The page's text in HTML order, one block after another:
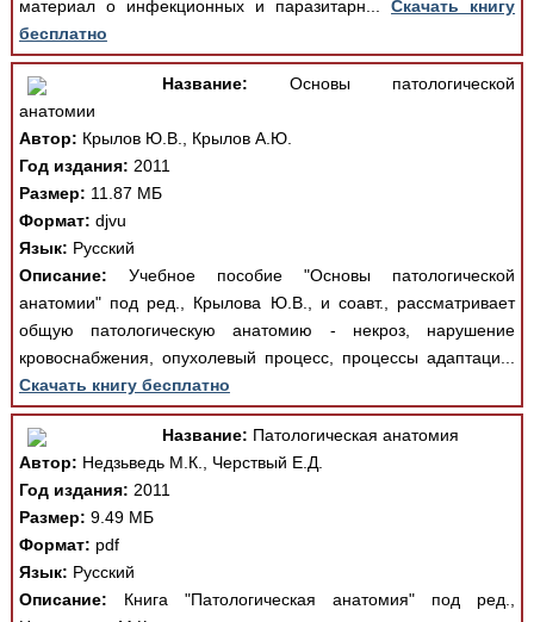
материал о инфекционных и паразитарн...Скачать книгу
бесплатно
Название: Основы патологической
анатомии
Автор: Крылов Ю.В., Крылов А.Ю.
Год издания: 2011
Размер: 11.87 МБ
Формат: djvu
Язык: Русский
Описание: Учебное пособие "Основы патологической
анатомии" под ред., Крылова Ю.В., и соавт., рассматривает
общую патологическую анатомию - некроз, нарушение
кровоснабжения, опухолевый процесс, процессы адаптаци...
Скачать книгу бесплатно
Название: Патологическая анатомия
Автор: Недзьведь М.К., Черствый Е.Д.
Год издания: 2011
Размер: 9.49 МБ
Формат: pdf
Язык: Русский
Описание: Книга "Патологическая анатомия" под ред.,